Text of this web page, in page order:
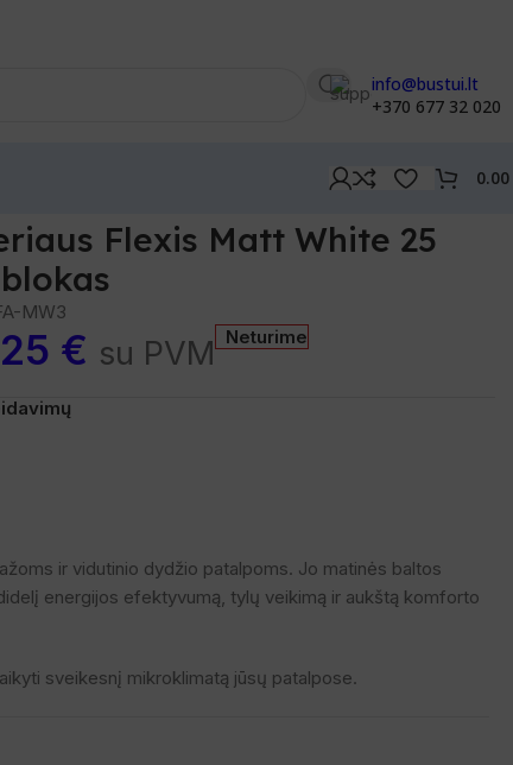
info@bustui.lt
+370 677 32 020
0.00
Flexis Matt White 25
MW3
€ su PVM Neturime
ir vidutinio dydžio patalpoms. Jo matinės baltos
energijos efektyvumą, tylų veikimą ir aukštą komforto
sveikesnį mikroklimatą jūsų patalpose.